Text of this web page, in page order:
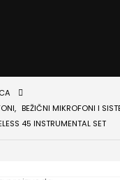
, BEŽIČNI MIKROFONI I
45 INSTRUMENTAL SET